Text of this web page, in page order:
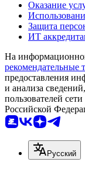
Оказание
Защита
ИТ
На
рекомендательные
предоставления
и анализа
пользователей
Российской
Русский